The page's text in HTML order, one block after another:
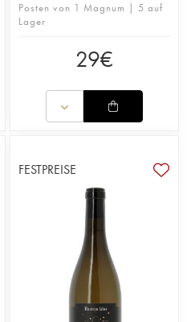
Posten von 1 Magnum | 5 auf
Lager
29€
FESTPREISE